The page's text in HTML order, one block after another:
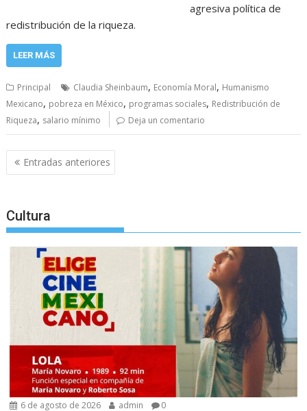
agresiva política de
redistribución de la riqueza.
LEER MÁS
Principal Claudia Sheinbaum, Economía Moral, Humanismo
Mexicano, pobreza en México, programas sociales, Redistribución de
Riqueza, salario mínimo Deja un comentario
Navegación
de
Entradas anteriores
Cultura
6 de agosto de 2026 admin 0